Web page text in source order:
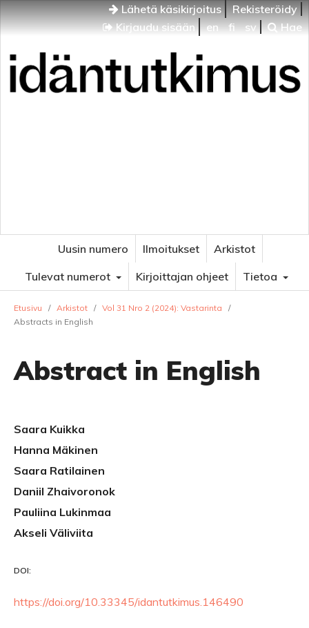
Lähetä käsikirjoitus
Rekisteröidy
Kirjaudu sisään
en fi sv Hae
Uusin numero Ilmoitukset
Arkistot
Tulevat numerot
Kirjoittajan ohjeet Tietoa
Etusivu / Arkistot / Vol 31 Nro 2 (2024): Vastarinta
/
Abstracts in English
Abstract in English
Saara Kuikka
Hanna Mäkinen
Saara Ratilainen
Daniil Zhaivoronok
Pauliina Lukinmaa
Akseli Väliviita
DOI:
https://doi.org/10.33345/idantutkimus.146490